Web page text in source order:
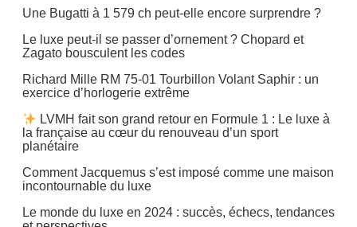
Une Bugatti à 1 579 ch peut-elle encore surprendre ?
Le luxe peut-il se passer d’ornement ? Chopard et
Zagato bousculent les codes
Richard Mille RM 75-01 Tourbillon Volant Saphir : un
exercice d’horlogerie extrême
LVMH fait son grand retour en Formule 1 : Le luxe à
la française au cœur du renouveau d’un sport
planétaire
Comment Jacquemus s’est imposé comme une maison
incontournable du luxe
Le monde du luxe en 2024 : succès, échecs, tendances